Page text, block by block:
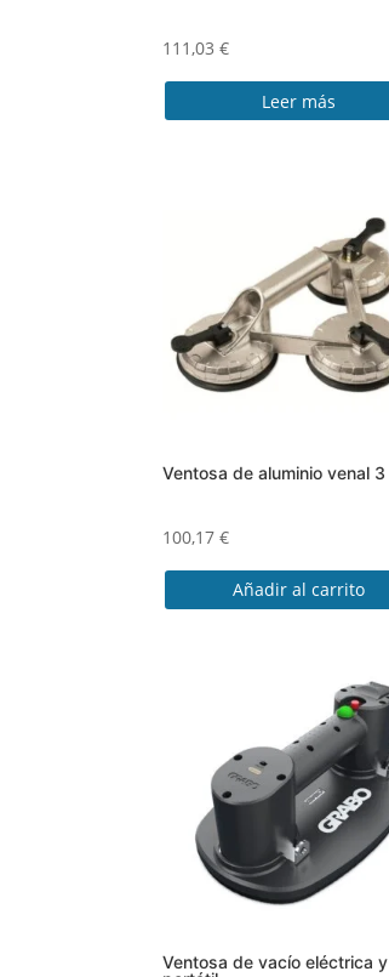
111,03€
Leer más
Ventosa de aluminio venal 3
100,17€
Añadir al carrito
Ventosa de vacío eléctrica y